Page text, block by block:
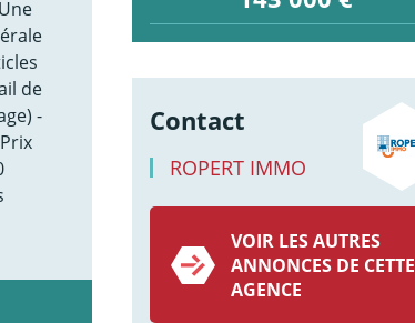
de
-
Contact
ROPERT IMMO
VOIR LES AUTRES
ANNONCES DE CETTE
AGENCE